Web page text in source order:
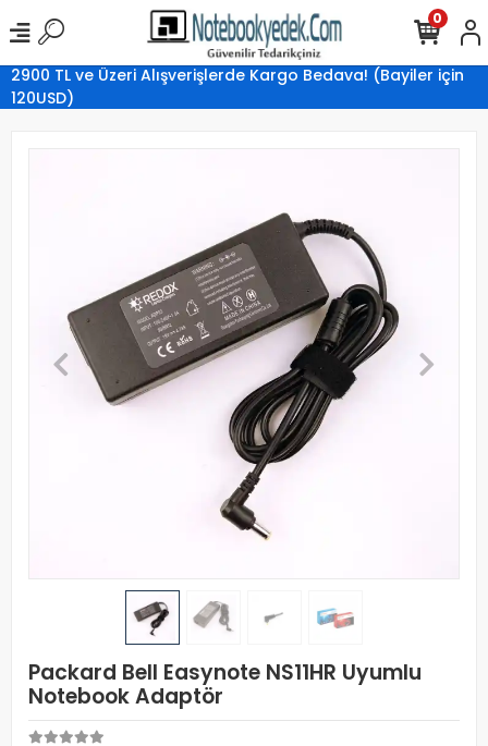
2900 TL ve Üzeri Alışverişlerde Kargo Bedava! (Bayiler için
120USD)
0
Packard Bell Easynote NS11HR Uyumlu
Notebook Adaptör